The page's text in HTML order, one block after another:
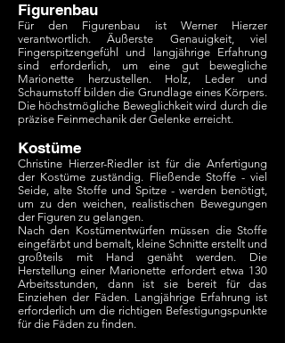
Figurenbau
Für den Figurenbau ist Werner Hierzer
verantwortlich. Äußerste Genauigkeit, viel
Fingerspitzengefühl und langjährige Erfahrung
sind erforderlich, um eine gut bewegliche
Marionette herzustellen. Holz, Leder und
Schaumstoff bilden die Grundlage eines Körpers.
Die höchstmögliche Beweglichkeit wird durch die
präzise Feinmechanik der Gelenke erreicht.
Kostüme
Christine Hierzer-Riedler ist für die Anfertigung
der Kostüme zuständig. Fließende Stoffe - viel
Seide, alte Stoffe und Spitze - werden benötigt,
um zu den weichen, realistischen Bewegungen
der Figuren zu gelangen.
Nach den Kostümentwürfen müssen die Stoffe
eingefärbt und bemalt, kleine Schnitte erstellt und
großteils mit Hand genäht werden. Die
Herstellung einer Marionette erfordert etwa 130
Arbeitsstunden, dann ist sie bereit für das
Einziehen der Fäden. Langjährige Erfahrung ist
erforderlich um die richtigen Befestigungspunkte
für die Fäden zu finden.